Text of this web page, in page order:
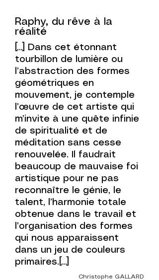
Raphy, du rêve à la
réalité
[...] Dans cet étonnant
tourbillon de lumière ou
l’abstraction des formes
géométriques en
mouvement, je contemple
l’œuvre de cet artiste qui
m’invite à une quête infinie
de spiritualité et de
méditation sans cesse
renouvelée. Il faudrait
beaucoup de mauvaise foi
artistique pour ne pas
reconnaître le génie, le
talent, l’harmonie totale
obtenue dans le travail et
l’organisation des formes
qui nous apparaissent
dans un jeu de couleurs
primaires.[...]
Christophe GALLARD